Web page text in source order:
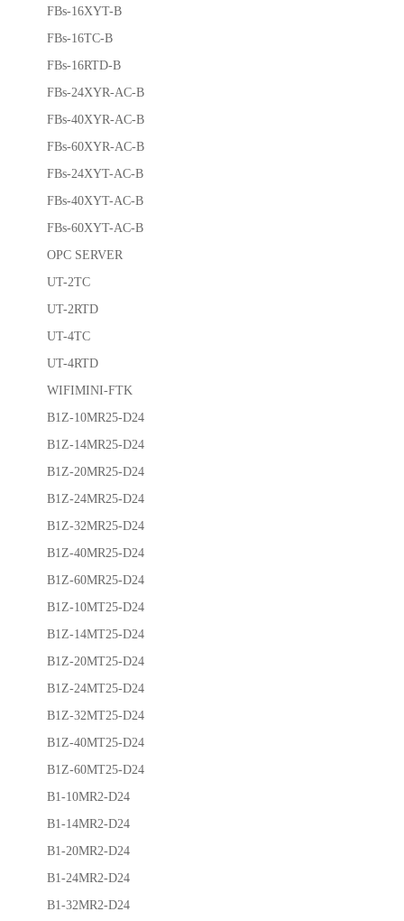
FBs-16XYT-B
FBs-16TC-B
FBs-16RTD-B
FBs-24XYR-AC-B
FBs-40XYR-AC-B
FBs-60XYR-AC-B
FBs-24XYT-AC-B
FBs-40XYT-AC-B
FBs-60XYT-AC-B
OPC SERVER
UT-2TC
UT-2RTD
UT-4TC
UT-4RTD
WIFIMINI-FTK
B1Z-10MR25-D24
B1Z-14MR25-D24
B1Z-20MR25-D24
B1Z-24MR25-D24
B1Z-32MR25-D24
B1Z-40MR25-D24
B1Z-60MR25-D24
B1Z-10MT25-D24
B1Z-14MT25-D24
B1Z-20MT25-D24
B1Z-24MT25-D24
B1Z-32MT25-D24
B1Z-40MT25-D24
B1Z-60MT25-D24
B1-10MR2-D24
B1-14MR2-D24
B1-20MR2-D24
B1-24MR2-D24
B1-32MR2-D24